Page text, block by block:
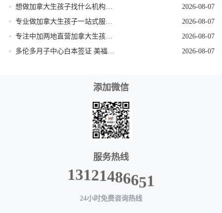
2026-08-07
2026-08-07
2026-08-07
2026-08-07
添加微信
服务热线
13121486651
24小时免费咨询热线